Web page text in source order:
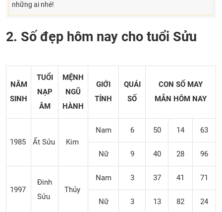
những ai nhé!
2. Số đẹp hôm nay cho tuổi Sửu
NĂM
SINH
TUỔI
NẠP
ÂM
MỆNH
NGŨ
HÀNH
GIỚI
TÍNH
QUÁI
SỐ
CON SỐ MAY
MẮN HÔM NAY
1985 Ất Sửu Kim
Nam 6 50 14 63
Nữ 9 40 28 96
1997
Đinh
Sửu
Thủy
Nam 3 37 41 71
Nữ 3 13 82 24